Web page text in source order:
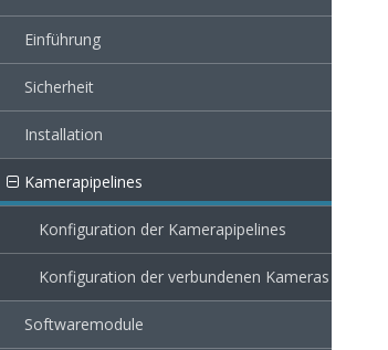
Einführung
Sicherheit
Installation
Kamerapipelines
Konfiguration der Kamerapipelines
Konfiguration der verbundenen Kameras
Softwaremodule